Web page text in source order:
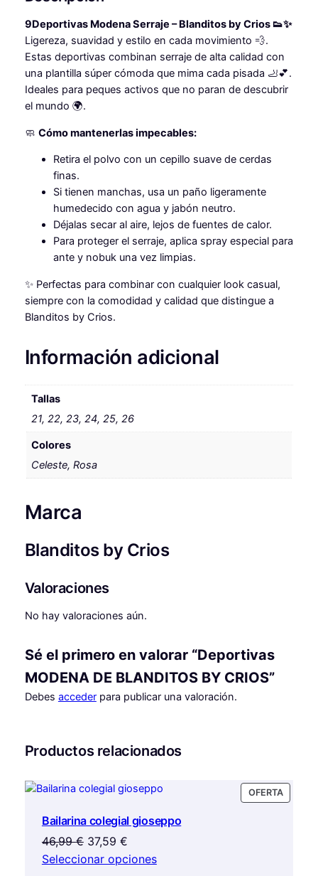
9
9
€
€
.
N
A
D
E
B
L
R
I
O
c
n
9Deportivas Modena Serraje – Blanditos by Crios 👟✨
Ligereza, suavidad y estilo en cada movimiento 💨.
Estas deportivas combinan serraje de alta calidad con
una plantilla súper cómoda que mima cada pisada 🦶💕.
Ideales para peques activos que no paran de descubrir
el mundo 🌍.
🧼 Cómo mantenerlas impecables:
Retira el polvo con un cepillo suave de cerdas
finas.
Si tienen manchas, usa un paño ligeramente
humedecido con agua y jabón neutro.
Déjalas secar al aire, lejos de fuentes de calor.
Para proteger el serraje, aplica spray especial para
ante y nobuk una vez limpias.
✨ Perfectas para combinar con cualquier look casual,
siempre con la comodidad y calidad que distingue a
Blanditos by Crios.
Información adicional
Tallas
21, 22, 23, 24, 25, 26
Colores
Celeste, Rosa
Marca
Blanditos by Crios
Valoraciones
No hay valoraciones aún.
Sé el primero en valorar “Deportivas
MODENA DE BLANDITOS BY CRIOS”
Debes accederpara publicar una valoración.
Productos relacionados
OFERTA
EN
Bailarina colegial gioseppo
46,99€ El
precio
37,59 €El
precio
Seleccionar opciones